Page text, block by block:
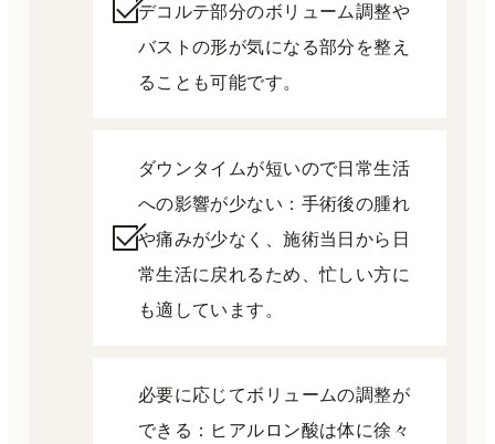
デコルテ部分のボリューム調整や
バストの形が気になる部分を整え
ることも可能です。
ダウンタイムが短いので日常生活
への影響が少ない：手術後の腫れ
や痛みが少なく、施術当日から日
常生活に戻れるため、忙しい方に
も適しています。
必要に応じてボリュームの調整が
できる：ヒアルロン酸は体に徐々